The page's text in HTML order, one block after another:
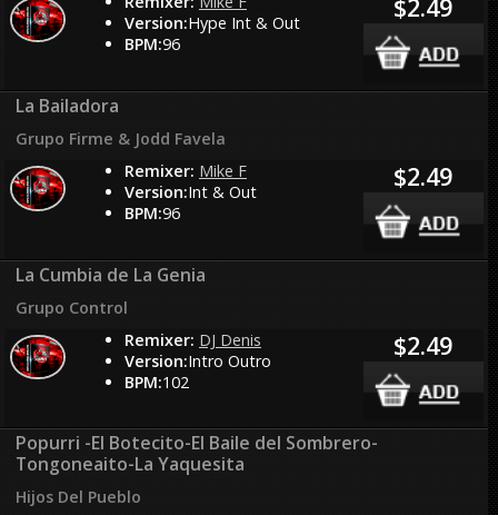
Version:Hype Int & Out
BPM:96
$2.49
La Bailadora
Grupo Firme & Jodd Favela
Remixer: Mike F
Version:Int & Out
BPM:96
$2.49
La Cumbia de La Genia
Grupo Control
Remixer: DJ Denis
Version:Intro Outro
BPM:102
$2.49
Popurri -El Botecito-El Baile del Sombrero-
Tongoneaito-La Yaquesita
Hijos Del Pueblo